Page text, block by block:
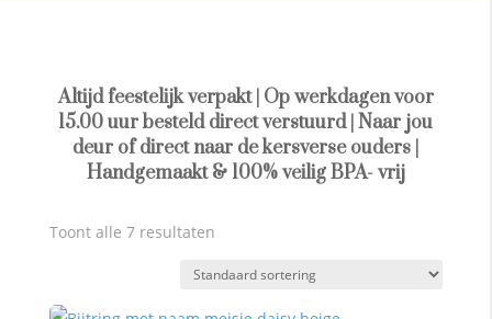
Altijd feestelijk verpakt | Op werkdagen voor
15.00 uur besteld direct verstuurd | Naar jou
deur of direct naar de kersverse ouders |
Handgemaakt & 100% veilig BPA- vrij
Toont alle 7 resultaten